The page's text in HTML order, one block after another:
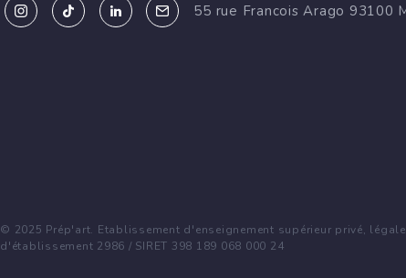
55 rue Francois Arago 93100
© 2025 Prép'art. Etablissement d'enseignement supérieur privé,
d'établissement 2986 / SIRET 398 189 068 000 24